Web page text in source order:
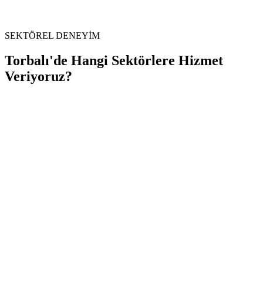
SEKTÖREL DENEYİM
Torbalı'de Hangi Sektörlere Hizmet
Veriyoruz?